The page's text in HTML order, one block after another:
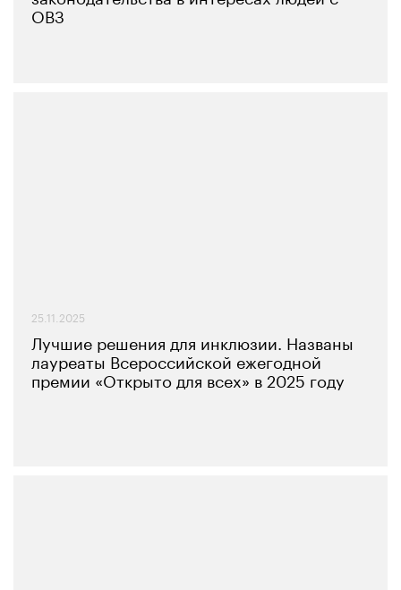
ОВЗ
25.11.2025
Лучшие решения для инклюзии. Названы
лауреаты Всероссийской ежегодной
премии «Открыто для всех» в 2025 году